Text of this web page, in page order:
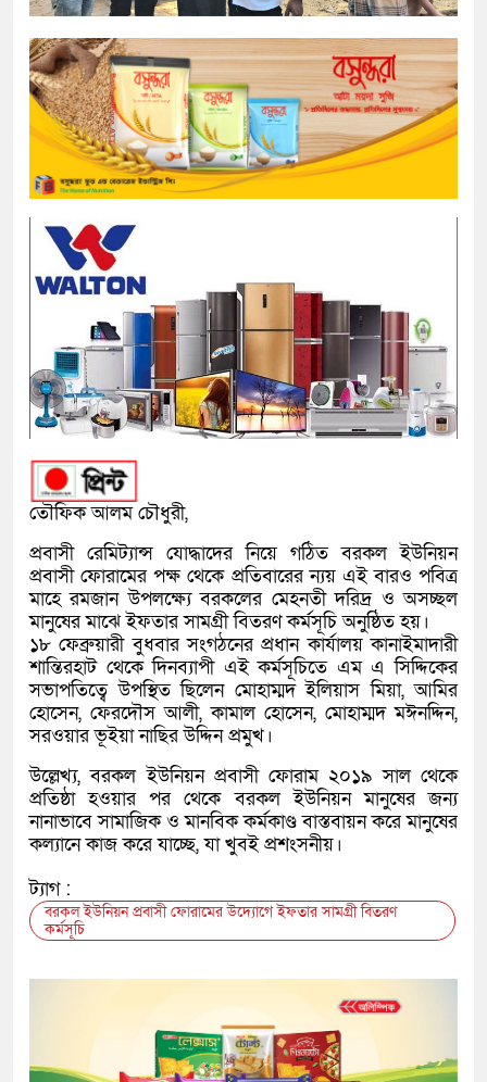
তৌফিক আলম চৌধুরী,
প্রবাসী রেমিট্যান্স যোদ্ধাদের নিয়ে গঠিত বরকল ইউনিয়ন
প্রবাসী ফোরামের পক্ষ থেকে প্রতিবারের ন্যয় এই বারও পবিত্র
মাহে রমজান উপলক্ষ্যে বরকলের মেহনতী দরিদ্র ও অসচ্ছল
মানুষের মাঝে ইফতার সামগ্রী বিতরণ কর্মসূচি অনুষ্ঠিত হয়।
১৮ ফেব্রুয়ারী বুধবার সংগঠনের প্রধান কার্যালয় কানাইমাদারী
শান্তিরহাট থেকে দিনব্যাপী এই কর্মসূচিতে এম এ সিদ্দিকের
সভাপতিত্বে উপস্থিত ছিলেন মোহাম্মদ ইলিয়াস মিয়া, আমির
হোসেন, ফেরদৌস আলী, কামাল হোসেন, মোহাম্মদ মঈনদ্দিন,
সরওয়ার ভূইয়া নাছির উদ্দিন প্রমুখ।
উল্লেখ্য, বরকল ইউনিয়ন প্রবাসী ফোরাম ২০১৯ সাল থেকে
প্রতিষ্ঠা হওয়ার পর থেকে বরকল ইউনিয়ন মানুষের জন্য
নানাভাবে সামাজিক ও মানবিক কর্মকাণ্ড বাস্তবায়ন করে মানুষের
কল্যানে কাজ করে যাচ্ছে, যা খুবই প্রশংসনীয়।
ট্যাগ :
বরকল ইউনিয়ন প্রবাসী ফোরামের উদ্যোগে ইফতার সামগ্রী বিতরণ
কর্মসূচি